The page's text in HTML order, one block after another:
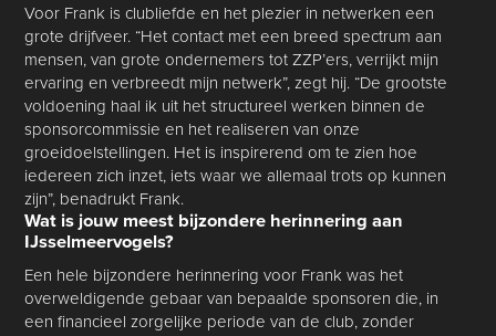
Voor Frank is clubliefde en het plezier in netwerken een
grote drijfveer. “Het contact met een breed spectrum aan
mensen, van grote ondernemers tot ZZP’ers, verrijkt mijn
ervaring en verbreedt mijn netwerk”, zegt hij. “De grootste
voldoening haal ik uit het structureel werken binnen de
sponsorcommissie en het realiseren van onze
groeidoelstellingen. Het is inspirerend om te zien hoe
iedereen zich inzet, iets waar we allemaal trots op kunnen
zijn”, benadrukt Frank.
Wat is jouw meest bijzondere herinnering aan
IJsselmeervogels?
Een hele bijzondere herinnering voor Frank was het
overweldigende gebaar van bepaalde sponsoren die, in
een financieel zorgelijke periode van de club, zonder